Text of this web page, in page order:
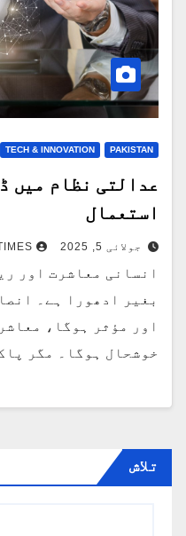
PAKISTAN
TECH & INNOVATION
عدالتی نظام میں
استعمال
جولائی 5, 2025
انسانی معاشرت اور
بغیر ادھورا ہے۔
اور مؤثر ہوگا،
خوشحال ہوگا۔ مگر
تلاش